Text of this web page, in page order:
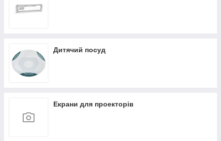
Дитячий посуд
Екрани для проекторів